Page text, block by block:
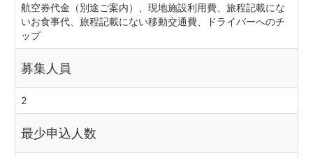
航空券代金（別途ご案内）、現地施設利用費、旅程記載にな
いお食事代、旅程記載にない移動交通費、ドライバーへのチ
ップ
募集人員
2
最少申込人数